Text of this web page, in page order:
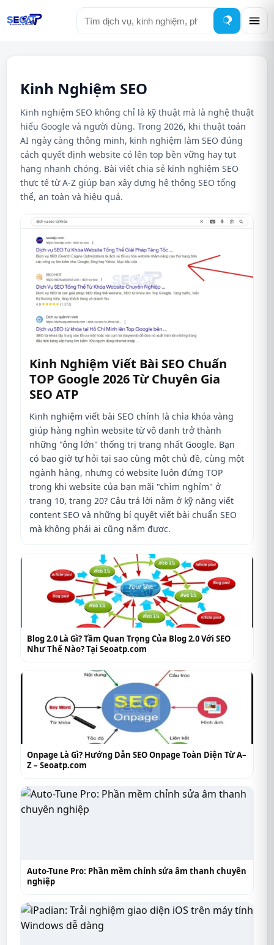
Tìm
kiếm
Kinh Nghiệm SEO
Kinh nghiệm SEO không chỉ là kỹ thuật mà là nghệ thuật
hiểu Google và người dùng. Trong 2026, khi thuật toán
AI ngày càng thông minh, kinh nghiệm làm SEO đúng
cách quyết định website có lên top bền vững hay tụt
hạng nhanh chóng. Bài viết chia sẻ kinh nghiệm SEO
thực tế từ A-Z giúp bạn xây dựng hệ thống SEO tổng
thể, an toàn và hiệu quả.
Kinh Nghiệm Viết Bài SEO Chuẩn
TOP Google 2026 Từ Chuyên Gia
SEO ATP
Kinh nghiệm viết bài SEO chính là chìa khóa vàng
giúp hàng nghìn website từ vô danh trở thành
những "ông lớn" thống trị trang nhất Google. Bạn
có bao giờ tự hỏi tại sao cùng một chủ đề, cùng một
ngành hàng, nhưng có website luôn đứng TOP
trong khi website của bạn mãi "chìm nghỉm" ở
trang 10, trang 20? Câu trả lời nằm ở kỹ năng viết
content SEO và những bí quyết viết bài chuẩn SEO
mà không phải ai cũng nắm được.
Blog 2.0 Là Gì? Tầm Quan Trọng Của Blog 2.0 Với SEO
Như Thế Nào? Tại Seoatp.com
Onpage Là Gì? Hướng Dẫn SEO Onpage Toàn Diện Từ A–
Z – Seoatp.com
Auto-Tune Pro: Phần mềm chỉnh sửa âm thanh chuyên
nghiệp